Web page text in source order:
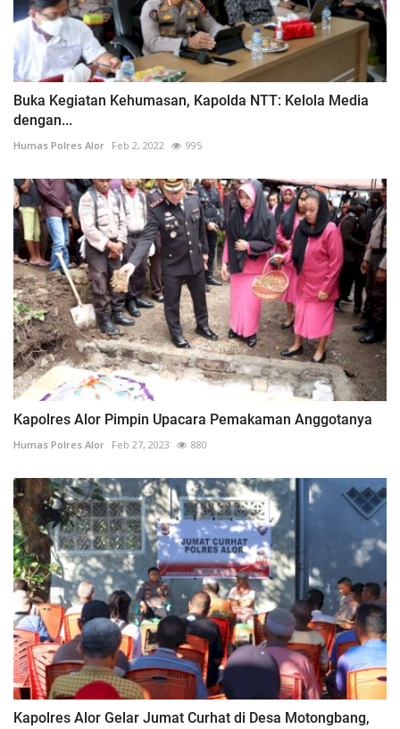
Buka Kegiatan Kehumasan, Kapolda NTT: Kelola Media
dengan...
Humas Polres Alor Feb 2, 2022 995
Kapolres Alor Pimpin Upacara Pemakaman Anggotanya
Humas Polres Alor Feb 27, 2023 880
Kapolres Alor Gelar Jumat Curhat di Desa Motongbang,